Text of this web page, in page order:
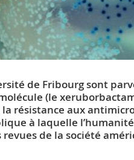
de Fribourg sont
(le
résistance aux
à laquelle
de la société